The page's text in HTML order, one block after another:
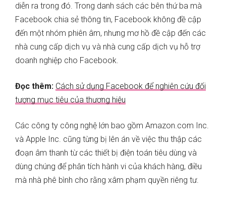
diễn ra trong đó. Trong danh sách các bên thứ ba mà
Facebook chia sẻ thông tin, Facebook không đề cập
đến một nhóm phiên âm, nhưng mơ hồ đề cập đến các
nhà cung cấp dịch vụ và nhà cung cấp dịch vụ hỗ trợ
doanh nghiệp cho Facebook.
Đọc thêm: Cách sử dụng Facebook để nghiên cứu đối
tượng mục tiêu của thương hiệu
Các công ty công nghệ lớn bao gồm Amazon.com Inc.
và Apple Inc. cũng từng bị lên án về việc thu thập các
đoạn âm thanh từ các thiết bị điện toán tiêu dùng và
dùng chúng để phân tích hành vi của khách hàng, điều
mà nhà phê bình cho rằng xâm phạm quyền riêng tư.